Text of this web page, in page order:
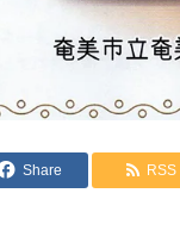
Share RSS